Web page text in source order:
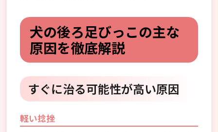
犬の後ろ足びっこの主な
原因を徹底解説
すぐに治る可能性が高い原因
軽い捻挫